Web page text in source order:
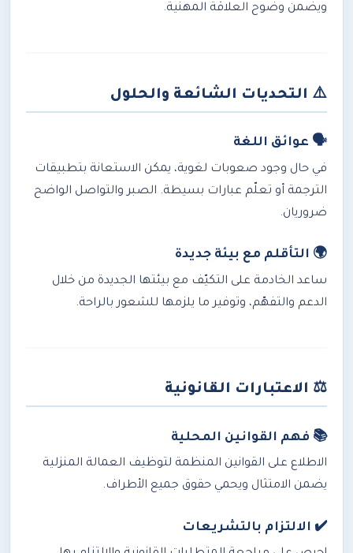
ويضمن وضوح العلاقة المهنية.
⚠️ التحديات الشائعة والحلول
🗣️ عوائق اللغة
في حال وجود صعوبات لغوية، يمكن الاستعانة بتطبيقات
الترجمة أو تعلّم عبارات بسيطة. الصبر والتواصل الواضح
ضروريان.
🌍 التأقلم مع بيئة جديدة
ساعد الخادمة على التكيّف مع بيئتها الجديدة من خلال
الدعم والتفهّم، وتوفير ما يلزمها للشعور بالراحة.
⚖️ الاعتبارات القانونية
📚 فهم القوانين المحلية
الاطلاع على القوانين المنظمة لتوظيف العمالة المنزلية
يضمن الامتثال ويحمي حقوق جميع الأطراف.
✔️ الالتزام بالتشريعات